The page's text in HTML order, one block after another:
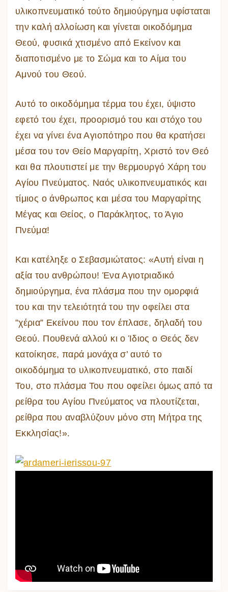
υλικοπνευματικό τούτο δημιούργημα υφίσταται
την καλή αλλοίωση και γίνεται οικοδόμημα
Θεού, φυσικά χτισμένο από Εκείνον και
διαποτισμένο με το Σώμα και το Αίμα του
Αμνού του Θεού.
Αυτό το οικοδόμημα τέρμα του έχει, ύψιστο
εφετό του έχει, προορισμό του και στόχο του
έχει να γίνει ένα Αγιοπότηρο που θα κρατήσει
μέσα του τον Θείο Μαργαρίτη, Χριστό τον Θεό
και θα πλουτιστεί με την θερμουργό Χάρη του
Αγίου Πνεύματος. Ναός υλικοπνευματικός και
τίμιος ο άνθρωπος και μέσα του Μαργαρίτης
Μέγας και Θείος, ο Παράκλητος, το Άγιο
Πνεύμα!
Και κατέληξε ο Σεβασμιώτατος: «Αυτή είναι η
αξία του ανθρώπου! Ένα Αγιοτριαδικό
δημιούργημα, ένα πλάσμα που την ομορφιά
του και την τελειότητά του την οφείλει στα
”χέρια” Εκείνου που τον έπλασε, δηλαδή του
Θεού. Πουθενά αλλού κι ο Ίδιος ο Θεός δεν
κατοίκησε, παρά μονάχα σ’ αυτό το
οικοδόμημα το υλικοπνευματικό, στο παιδί
Του, στο πλάσμα Του που οφείλει όμως από τα
ρείθρα του Αγίου Πνεύματος να πλουτίζεται,
ρείθρα που αναβλύζουν μόνο στη Μήτρα της
Εκκλησίας!».